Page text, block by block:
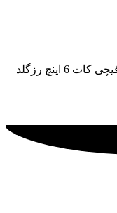
اولین کسی باشید که دیدگاهی می نویسد “قیچی کات 6 اینچ رزگلد